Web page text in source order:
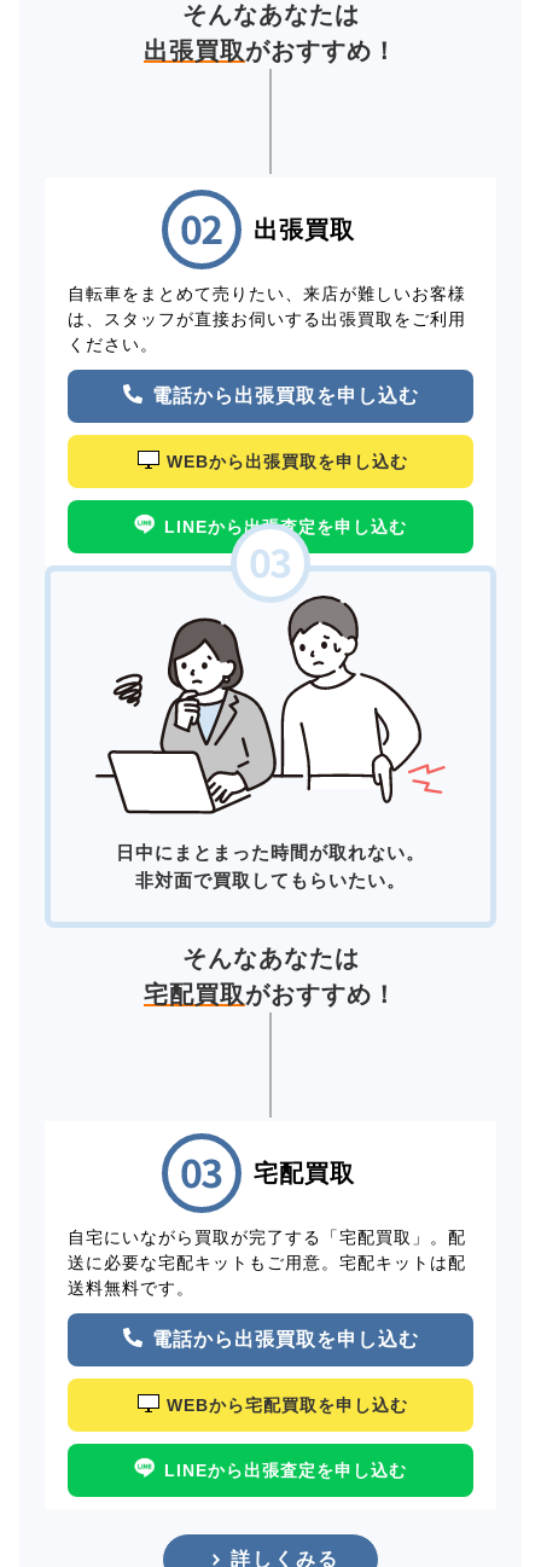
そんなあなたは
出張買取がおすすめ！
出張買取
自転車をまとめて売りたい、来店が難しいお客様
は、スタッフが直接お伺いする出張買取をご利用
ください。
電話から出張買取を申し込む
WEBから出張買取を申し込む
LINEから出張査定を申し込む
日中にまとまった時間が取れない。
非対面で買取してもらいたい。
そんなあなたは
宅配買取がおすすめ！
宅配買取
自宅にいながら買取が完了する「宅配買取」。配
送に必要な宅配キットもご用意。宅配キットは配
送料無料です。
電話から出張買取を申し込む
WEBから宅配買取を申し込む
LINEから出張査定を申し込む
詳しくみる